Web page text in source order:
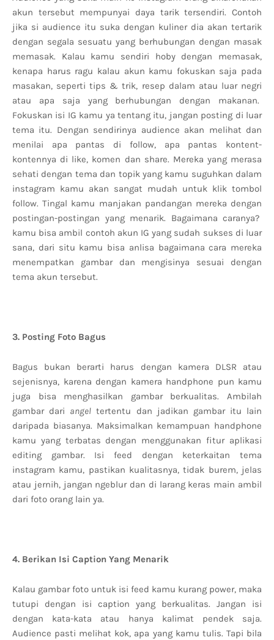
akun tersebut mempunyai daya tarik tersendiri. Contoh
jika si audience itu suka dengan kuliner dia akan tertarik
dengan segala sesuatu yang berhubungan dengan masak
memasak. Kalau kamu sendiri hoby dengan memasak,
kenapa harus ragu kalau akun kamu fokuskan saja pada
masakan, seperti tips & trik, resep dalam atau luar negri
atau apa saja yang berhubungan dengan makanan.
Fokuskan isi IG kamu ya tentang itu, jangan posting di luar
tema itu. Dengan sendirinya audience akan melihat dan
menilai apa pantas di follow, apa pantas kontent-
kontennya di like, komen dan share. Mereka yang merasa
sehati dengan tema dan topik yang kamu suguhkan dalam
instagram kamu akan sangat mudah untuk klik tombol
follow. Tingal kamu manjakan pandangan mereka dengan
postingan-postingan yang menarik. Bagaimana caranya?
kamu bisa ambil contoh akun IG yang sudah sukses di luar
sana, dari situ kamu bisa anlisa bagaimana cara mereka
menempatkan gambar dan mengisinya sesuai dengan
tema akun tersebut.
3. Posting Foto Bagus
Bagus bukan berarti harus dengan kamera DLSR atau
sejenisnya, karena dengan kamera handphone pun kamu
juga bisa menghasilkan gambar berkualitas. Ambilah
gambar dari angel tertentu dan jadikan gambar itu lain
daripada biasanya. Maksimalkan kemampuan handphone
kamu yang terbatas dengan menggunakan fitur aplikasi
editing gambar. Isi feed dengan keterkaitan tema
instagram kamu, pastikan kualitasnya, tidak burem, jelas
atau jernih, jangan ngeblur dan di larang keras main ambil
dari foto orang lain ya.
4. Berikan Isi Caption Yang Menarik
Kalau gambar foto untuk isi feed kamu kurang power, maka
tutupi dengan isi caption yang berkualitas. Jangan isi
dengan kata-kata atau hanya kalimat pendek saja.
Audience pasti melihat kok, apa yang kamu tulis. Tapi bila